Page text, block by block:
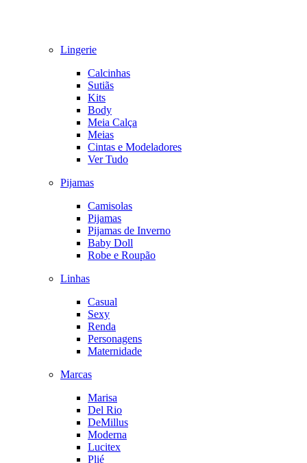
Lingerie
Calcinhas
Sutiãs
Kits
Body
Meia Calça
Meias
Cintas e Modeladores
Ver Tudo
Pijamas
Camisolas
Pijamas
Pijamas de Inverno
Baby Doll
Robe e Roupão
Linhas
Casual
Sexy
Renda
Personagens
Maternidade
Marcas
Marisa
Del Rio
DeMillus
Moderna
Lucitex
Plié